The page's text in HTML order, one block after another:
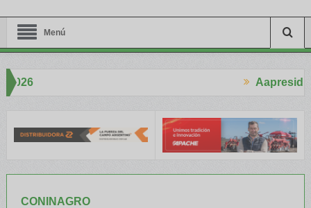
Menú
Aapresid 2026
CONINAGRO